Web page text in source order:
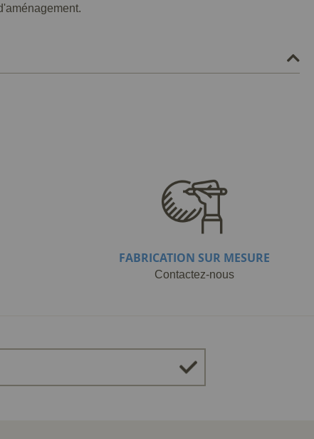
FABRICATION SUR MESURE
Contactez-nous